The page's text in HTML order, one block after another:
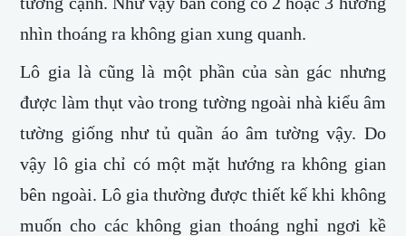
nhìn thoáng ra không gian xung quanh.
​Lô gia là cũng là một phần của sàn gác nhưng
được làm thụt vào trong tường ngoài nhà kiểu âm
tường giống như tủ quần áo âm tường vậy. Do
vậy lô gia chỉ có một mặt hướng ra không gian
bên ngoài. Lô gia thường được thiết kế khi không
muốn cho các không gian thoáng nghỉ ngơi kề